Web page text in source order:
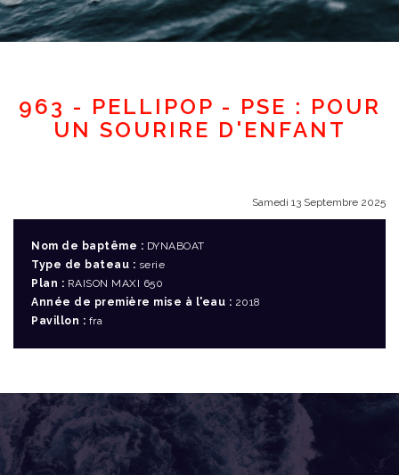
963 - PELLIPOP - PSE : POUR
UN SOURIRE D'ENFANT
Samedi 13 Septembre 2025
Nom de baptême : DYNABOAT
Type de bateau : serie
Plan : RAISON MAXI 650
Année de première mise à l'eau : 2018
Pavillon : fra